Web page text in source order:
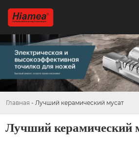
Главная - Лучший керамический мусат
Лучший керамический